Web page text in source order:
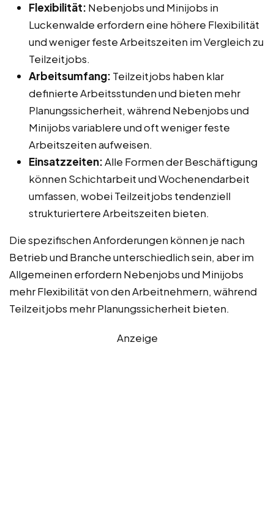
Flexibilität: Nebenjobs und Minijobs in
Luckenwalde erfordern eine höhere Flexibilität
und weniger feste Arbeitszeiten im Vergleich zu
Teilzeitjobs.
Arbeitsumfang: Teilzeitjobs haben klar
definierte Arbeitsstunden und bieten mehr
Planungssicherheit, während Nebenjobs und
Minijobs variablere und oft weniger feste
Arbeitszeiten aufweisen.
Einsatzzeiten:Alle Formen der Beschäftigung
können Schichtarbeit und Wochenendarbeit
umfassen, wobei Teilzeitjobs tendenziell
strukturiertere Arbeitszeiten bieten.
Die spezifischen Anforderungen können je nach
Betrieb und Branche unterschiedlich sein, aber im
Allgemeinen erfordern Nebenjobs und Minijobs
mehr Flexibilität von den Arbeitnehmern, während
Teilzeitjobs mehr Planungssicherheit bieten.
Anzeige